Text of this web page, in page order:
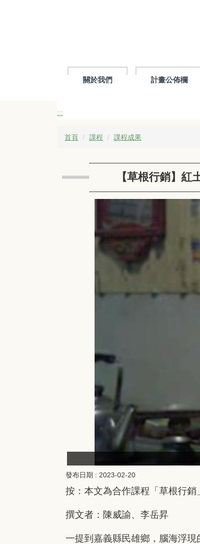
關於我們 計畫公佈欄
:::
首頁 課程 課程成果
【草根行銷】紅
發布日期 : 2023-02-20
按：本文為合作課程「草根行銷
撰文者：陳威諭、李岳昇
一提到嘉義縣民雄鄉，腦海浮